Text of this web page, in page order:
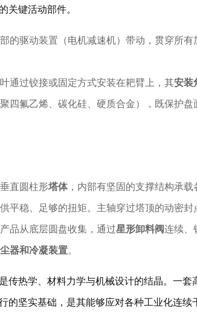
关键活动部件。
的驱动装置（电机减速机）带动，贯穿所
叶通过铰接或固定方式安装在耙臂上，其安装
四氟乙烯、碳化硅、硬质合金），既保护
直圆柱形塔体，内部有坚固的支撑结构承
平稳、足够的扭矩。主轴穿过塔顶的动密封
品从底层圆盘收集，通过星形卸料阀连续、
器和冷凝装置。
传热学、材料力学与机械设计的结晶。一
的坚实基础，是其能够应对各种工业化连续